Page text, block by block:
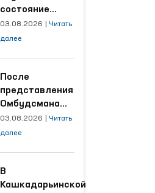
состояние
женщины,
пострадавшей от
области
03.08.2026
Читать
далее
После
представления
Омбудсмана
улучшены
условия на
трудятся
осуждённые
03.08.2026
Читать
далее
В
Кашкадарьинской